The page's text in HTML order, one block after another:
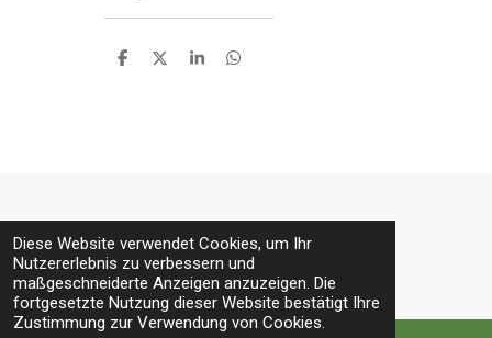
Diese Website verwendet Cookies, um Ihr
Nutzererlebnis zu verbessern und
maßgeschneiderte Anzeigen anzuzeigen. Die
fortgesetzte Nutzung dieser Website bestätigt Ihre
Zustimmung zur Verwendung von Cookies.
T
T
T
T
© 2022 - 2026 narya.ch
Mit Unterstützung vonWebador